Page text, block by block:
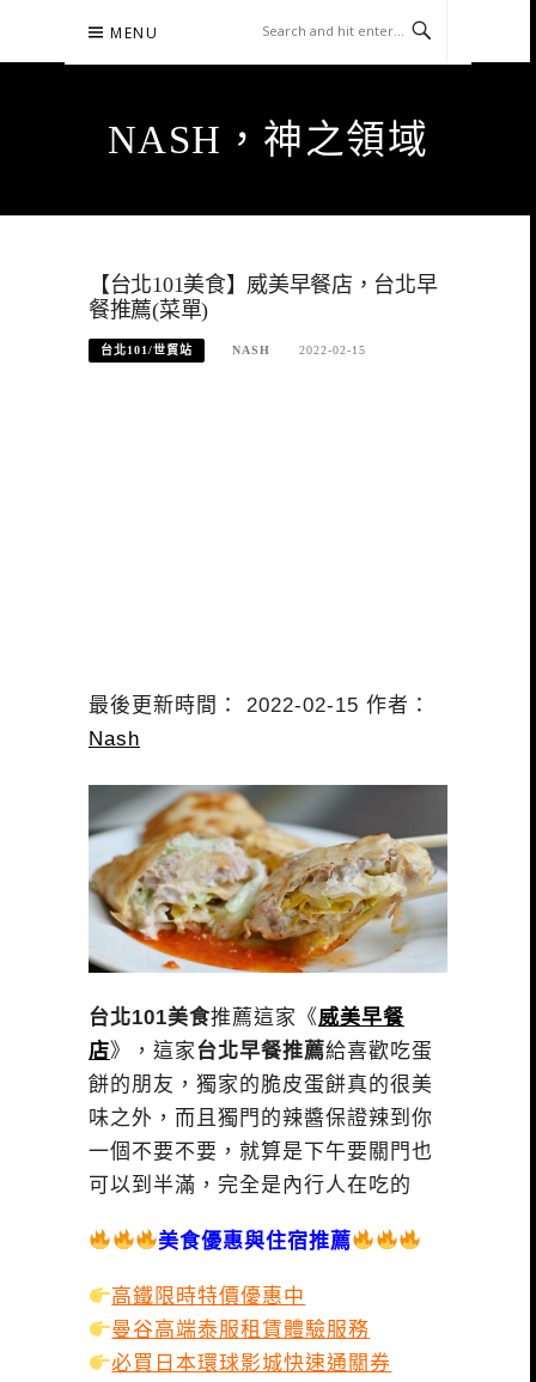
content
MENU
NASH，神之領域
【台北101美食】威美早餐店，台北早
餐推薦(菜單)
台北101/世貿站 NASH 2022-02-15
最後更新時間： 2022-02-15 作者：
Nash
台北101美食推薦這家《威美早餐
店》，這家台北早餐推薦給喜歡吃蛋
餅的朋友，獨家的脆皮蛋餅真的很美
味之外，而且獨門的辣醬保證辣到你
一個不要不要，就算是下午要關門也
可以到半滿，完全是內行人在吃的
美食優惠與住宿推薦
高鐵限時特價優惠中
曼谷高端泰服租賃體驗服務
必買日本環球影城快速通關券